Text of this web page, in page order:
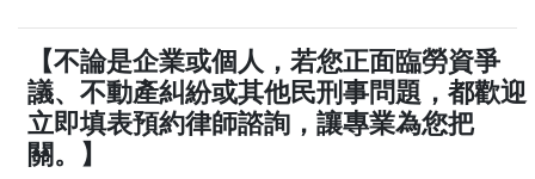
【不論是企業或個人，若您正面臨勞資爭
議、不動產糾紛或其他民刑事問題，都歡迎
立即填表預約律師諮詢，讓專業為您把
關。】